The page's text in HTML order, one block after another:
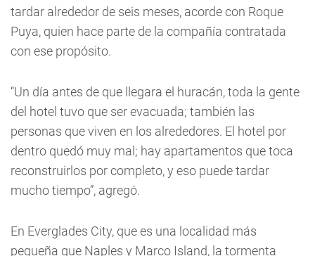
tardar alrededor de seis meses, acorde con Roque
Puya, quien hace parte de la compañía contratada
con ese propósito.
“Un día antes de que llegara el huracán, toda la gente
del hotel tuvo que ser evacuada; también las
personas que viven en los alrededores. El hotel por
dentro quedó muy mal; hay apartamentos que toca
reconstruirlos por completo, y eso puede tardar
mucho tiempo”, agregó.
En Everglades City, que es una localidad más
pequeña que Naples y Marco Island, la tormenta